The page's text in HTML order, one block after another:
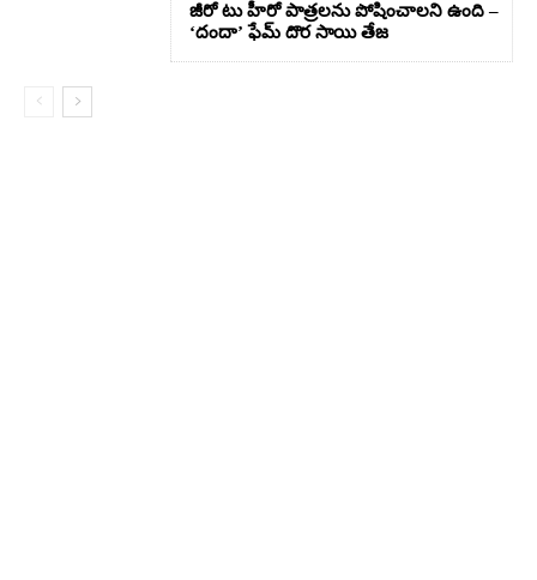
జీరో టు హీరో పాత్రలను పోషించాలని ఉంది –
‘దందా’ ఫేమ్ దొర సాయి తేజ